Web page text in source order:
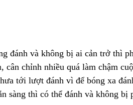
đánh và không bị ai cản trở thì
cân chỉnh nhiều quá làm chậm
tới lượt đánh vì để bóng xa
sàng thì có thể đánh và không bị